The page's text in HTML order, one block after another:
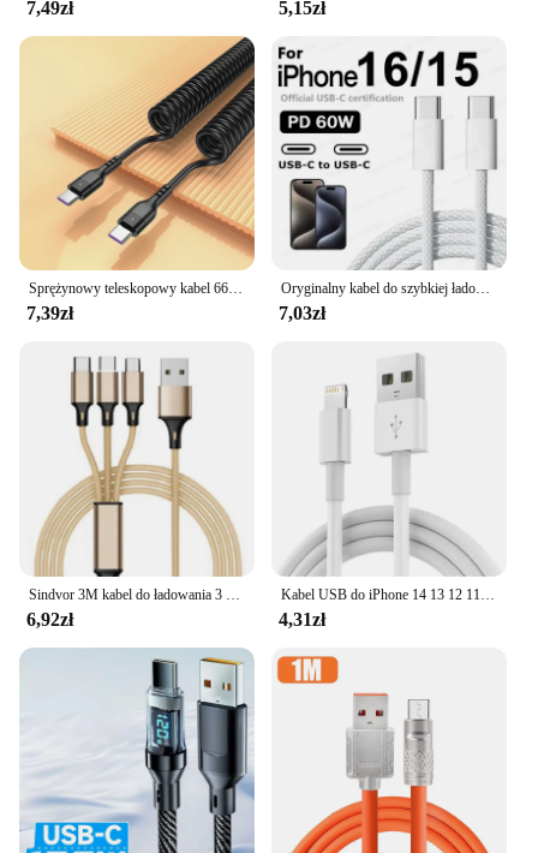
7,49zł 5,15zł
Sprężynowy teleskopowy kabel 66W 5A do szybkiego ładowania danych USB 3A Micro Car Ładowarka do telefonu iPhone13 14 Pro Sumsung Xiaomi POCO
7,39zł
Oryginalny kabel do szybkiej ładowarki PD USB-C na USB C o mocy 60 W do Apple iPhone 16 Pro Max 15 Plus typu C Szybkie ładowanie dla Xiaomi Samsung
7,03zł
Sindvor 3M kabel do ładowania 3 w 1 USB typu C ładowarka przewód do iPhone 15 14 Pro Max Samsung Galaxy Xiaomi 12
6,92zł
Kabel USB do iPhone 14 13 12 11 Pro Max Mini 6 7 8 Plus XS X XR SE iPad 20W Przewód do szybkiego ładowania danych 0,25M 1M 2M
4,31zł